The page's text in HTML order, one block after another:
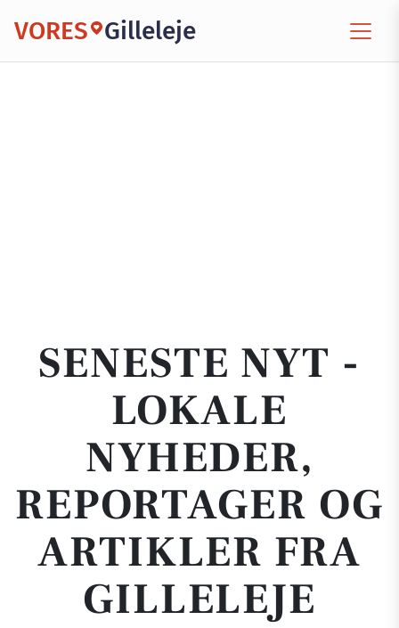
VORES Gilleleje
SENESTE NYT -
LOKALE
NYHEDER,
REPORTAGER OG
ARTIKLER FRA
GILLELEJE